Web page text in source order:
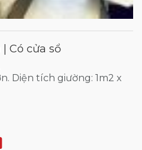
Có cửa sổ
Diện tích giường: 1m2 x